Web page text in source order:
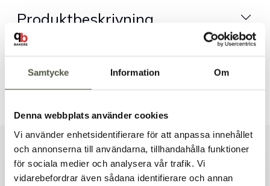
Samtycke Information Om
Denna webbplats använder cookies
Vi använder enhetsidentifierare för att anpassa innehållet
och annonserna till användarna, tillhandahålla funktioner
för sociala medier och analysera vår trafik. Vi
vidarebefordrar även sådana identifierare och annan
Produktbeskrivning
Dokument & produktblad
Tillbehör & kompatibla produkter
Liknande produkter